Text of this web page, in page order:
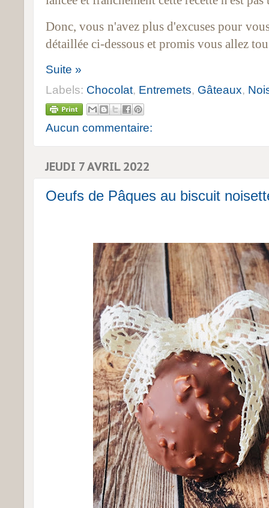
Donc, vous n'avez plus d'excuses pour
détaillée ci-dessous et promis vous allez
Suite »
Labels: Chocolat, Entremets, Gâteaux,
Aucun commentaire:
JEUDI 7 AVRIL 2022
Oeufs de Pâques au biscuit